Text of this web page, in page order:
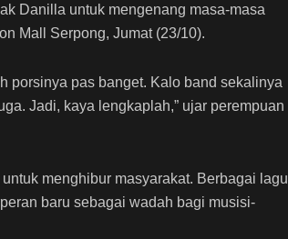
Danilla untuk mengenang masa-masa
Mall Serpong, Jumat (23/10).
porsinya pas banget. Kalo band sekalinya
Jadi, kaya lengkaplah,” ujar perempuan
meng­hibur masyarakat. Berbagai lagu
baru sebagai wadah bagi musi­si-